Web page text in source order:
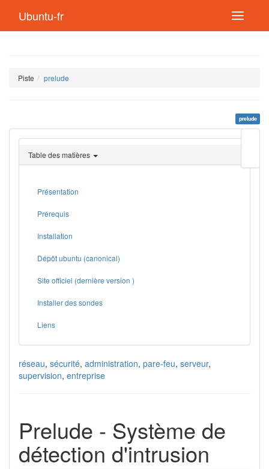
Ubuntu-fr
Piste prelude
prelude
page
Table des matières
Présentation
Prérequis
Installation
Dépôt ubuntu (canonical)
Site officiel (dernière version )
Installer des sondes
Liens
réseau, sécurité, administration, pare-feu, serveur,
supervision, entreprise
Prelude - Système de
détection d'intrusion